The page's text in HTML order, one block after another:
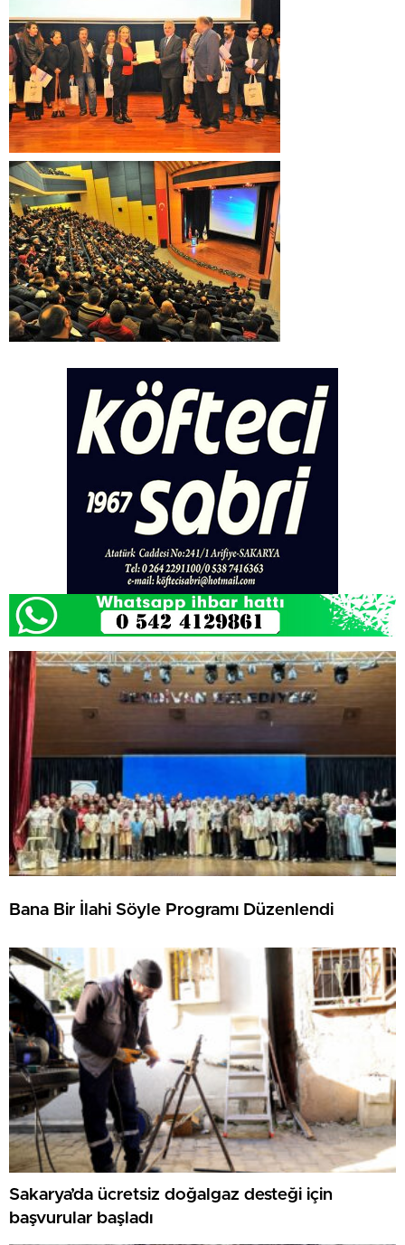
Bana Bir İlahi Söyle Programı Düzenlendi
Sakarya’da ücretsiz doğalgaz desteği için
başvurular başladı